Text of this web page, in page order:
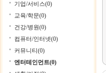
기업/서비스(0)
교육/학문(0)
건강/병원(0)
컴퓨터/인터넷(0)
커뮤니티(0)
엔터테인먼트(0)